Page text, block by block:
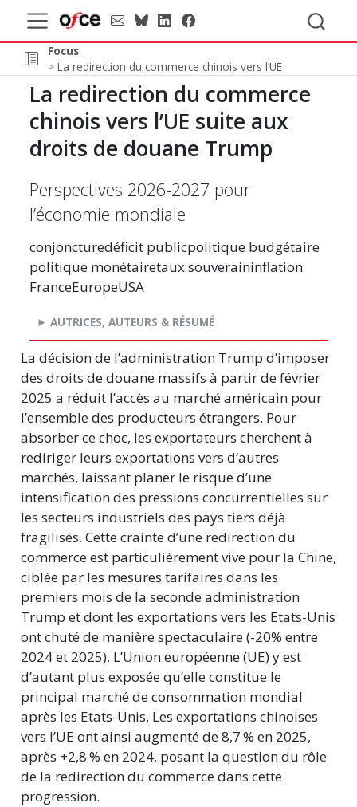
Focus
La redirection du commerce chinois vers l’UE
La redirection du commerce
chinois vers l’UE suite aux
droits de douane Trump
Perspectives 2026-2027 pour
l’économie mondiale
conjoncturedéficit publicpolitique budgétaire
politique monétairetaux souveraininflation
FranceEuropeUSA
AUTRICES, AUTEURS & RÉSUMÉ
La décision de l’administration Trump d’imposer
des droits de douane massifs à partir de février
2025 a réduit l’accès au marché américain pour
l’ensemble des producteurs étrangers. Pour
absorber ce choc, les exportateurs cherchent à
rediriger leurs exportations vers d’autres
marchés, laissant planer le risque d’une
intensification des pressions concurrentielles sur
les secteurs industriels des pays tiers déjà
fragilisés. Cette crainte d’une redirection du
commerce est particulièrement vive pour la Chine,
ciblée par les mesures tarifaires dans les
premiers mois de la seconde administration
Trump et dont les exportations vers les Etats-Unis
ont chuté de manière spectaculaire (-20% entre
2024 et 2025). L’Union européenne (UE) y est
d’autant plus exposée qu’elle constitue le
principal marché de consommation mondial
après les Etats-Unis. Les exportations chinoises
vers l’UE ont ainsi augmenté de8,7 % en 2025,
après +2,8 % en 2024, posant la question du rôle
de la redirection du commerce dans cette
progression.